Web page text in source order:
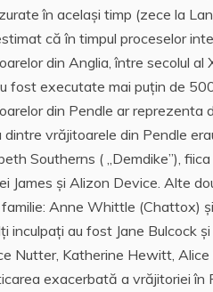
în acelaşi timp (zece la
că în timpul proceselor
din Anglia, între secolul al
fost executate mai puțin de
din Pendle ar reprezenta
dintre vrăjitoarele din Pendle
Southerns ( „Demdike”),
James și Alizon Device. Alte
Anne Whittle (Chattox)
inculpați au fost Jane Bulcock
Nutter, Katherine Hewitt, Alice
exacerbată a vrăjitoriei în